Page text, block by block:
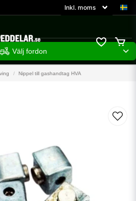
Välj fordon
Nippel till gashandtag HVA